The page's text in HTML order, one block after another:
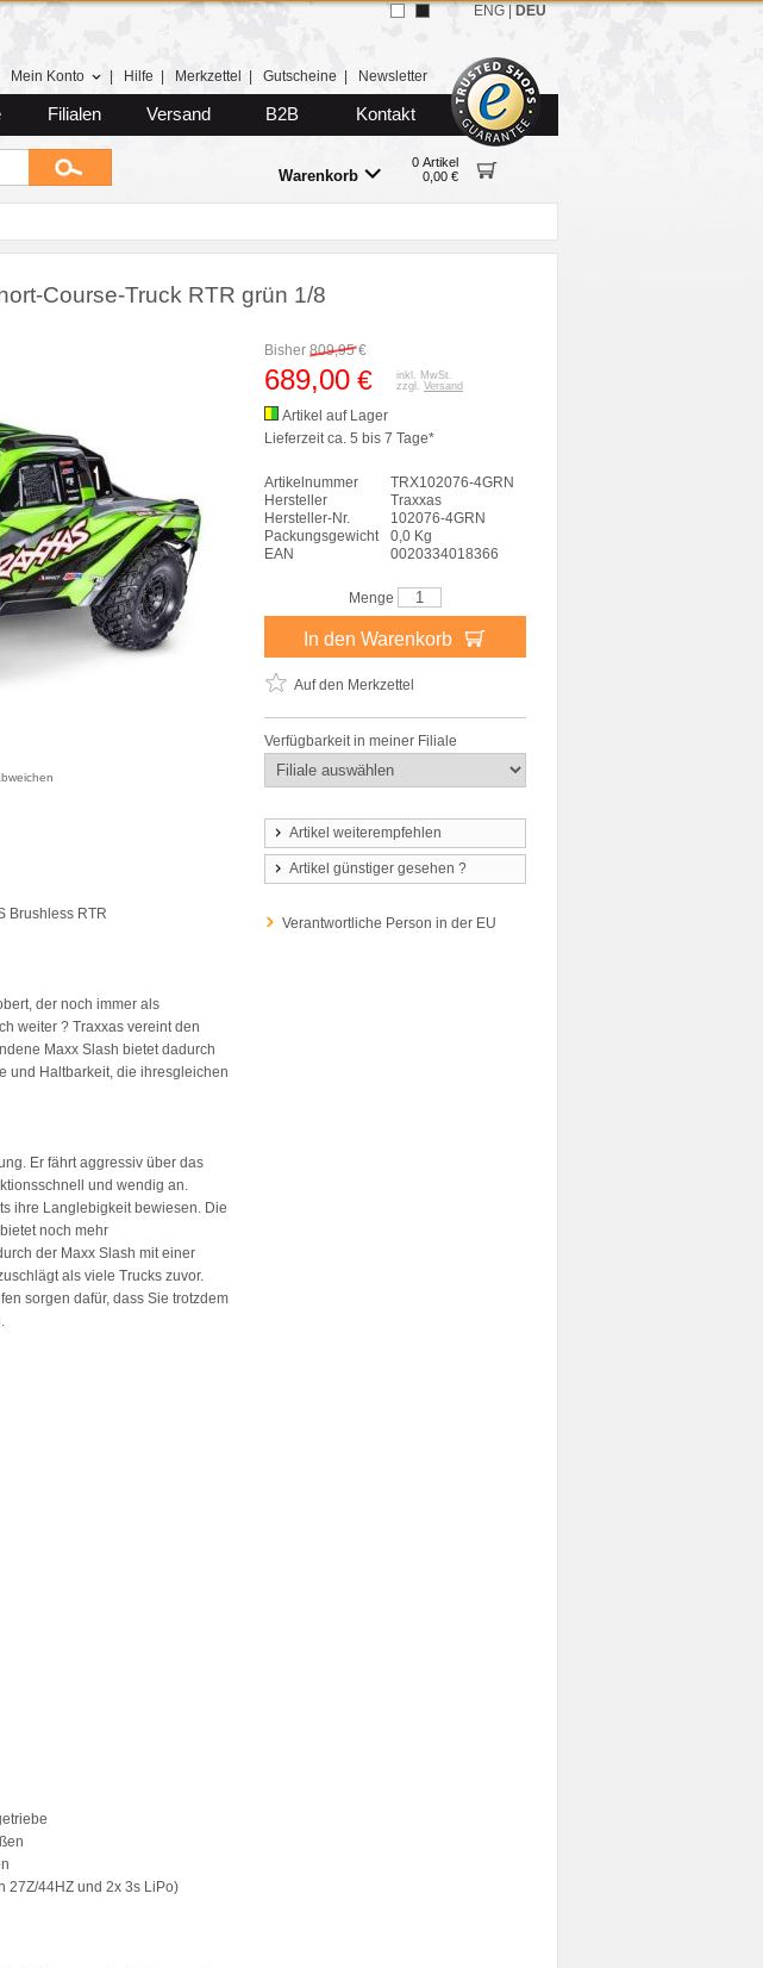
Mein Konto Hilfe Merkzettel Gutscheine Newsletter
Filialen Versand B2B Kontakt
Warenkorb
0 Artikel
0,00 €
ENG DEU
Course-Truck RTR grün 1/8
Brushless RTR
der noch immer als
weiter ? Traxxas vereint den
Maxx Slash bietet dadurch
und Haltbarkeit, die ihresgleichen
Er fährt aggressiv über das
und wendig an.
ihre Langlebigkeit bewiesen. Die
noch mehr
der Maxx Slash mit einer
als viele Trucks zuvor.
sorgen dafür, dass Sie trotzdem
27Z/44HZ und 2x 3s LiPo)
Bisher 809,95€
689,00 €
inkl. MwSt.
zzgl. Versand
Artikel auf Lager
Lieferzeit ca. 5 bis 7 Tage*
Artikelnummer
TRX102076-4GRN
Hersteller
Traxxas
Hersteller-Nr.
102076-4GRN
Packungsgewicht
0,0 Kg
EAN
0020334018366
Menge
In den Warenkorb
Auf den Merkzettel
Verfügbarkeit in meiner Filiale
Artikel weiterempfehlen
Artikel günstiger gesehen ?
Verantwortliche Person in der EU